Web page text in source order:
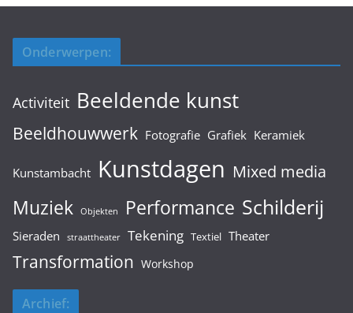
Onderwerpen:
Activiteit Beeldende kunst
Beeldhouwwerk Fotografie Grafiek Keramiek
Kunstambacht Kunstdagen Mixed media
Muziek Objekten Performance Schilderij
Sieraden straattheater Tekening Textiel Theater
Transformation Workshop
Archief: